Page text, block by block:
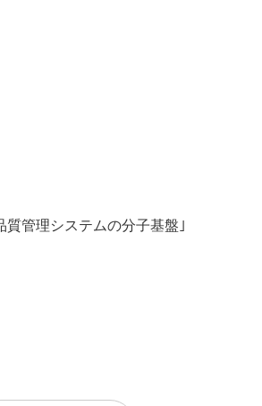
理システムの分子基盤｣